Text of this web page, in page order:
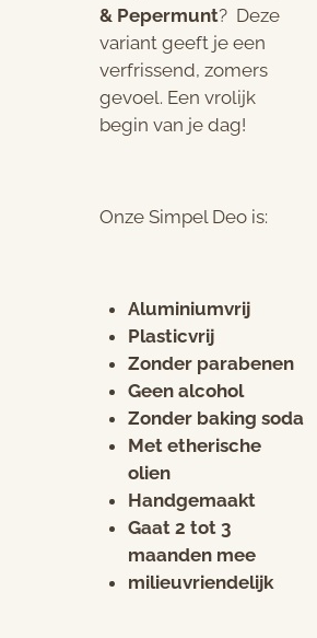
& Pepermunt? Deze
variant geeft je een
verfrissend, zomers
gevoel. Een vrolijk
begin van je dag!
Onze Simpel Deo is:
Aluminiumvrij
Plasticvrij
Zonder parabenen
Geen alcohol
Zonder baking soda
Met etherische
olien
Handgemaakt
Gaat 2 tot 3
maanden mee
milieuvriendelijk